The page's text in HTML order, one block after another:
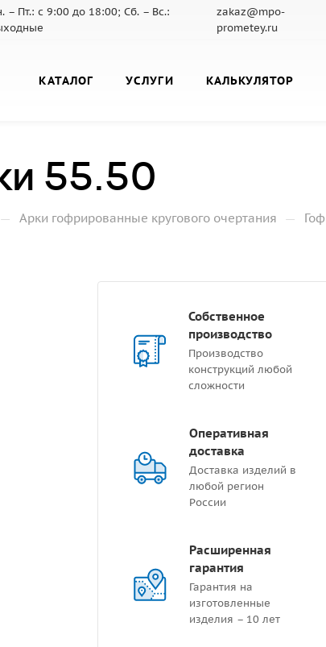
– Пт.: с 9:00 до 18:00; Сб. – Вс.:
zakaz@mpo-
prometey.ru
КАТАЛОГ УСЛУГИ КАЛЬКУЛЯТОР
55.50
— Арки гофрированные кругового очертания —
Собственное
производство
Производство
конструкций любой
сложности
Оперативная
доставка
Доставка изделий в
любой регион
России
Расширенная
гарантия
Гарантия на
изготовленные
изделия – 10 лет